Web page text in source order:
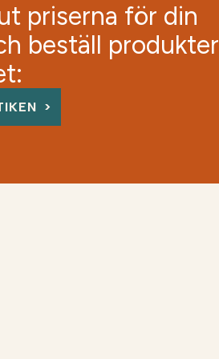
priserna för din
beställ produkter